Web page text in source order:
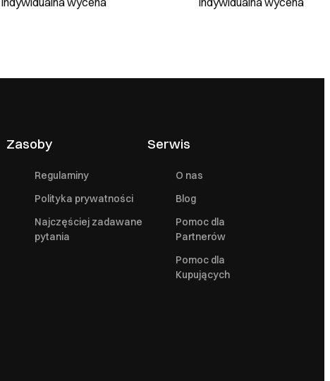
Zasoby
Regulaminy
Polityka prywatności
Najczęściej zadawane
pytania
Serwis
O nas
Blog
Pomoc dla
Partnerów
Pomoc dla
Kupujących